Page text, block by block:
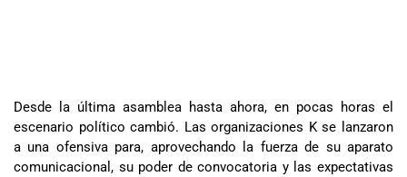
Desde la última asamblea hasta ahora, en pocas horas el
escenario político cambió. Las organizaciones K se lanzaron
a una ofensiva para, aprovechando la fuerza de su aparato
comunicacional, su poder de convocatoria y las expectativas